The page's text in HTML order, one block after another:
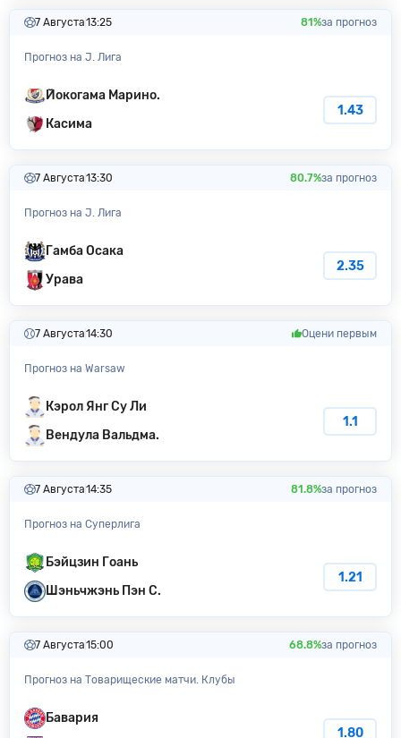
7 Августа13:25 81%за прогноз
Прогноз на J. Лига
Йокогама Марино.
Касима
1.43
7 Августа13:30 80.7%за прогноз
Прогноз на J. Лига
Гамба Осака
Урава
2.35
7 Августа14:30 Оцени первым
Прогноз на Warsaw
Кэрол Янг Су Ли
Вендула Вальдма.
1.1
7 Августа14:35 81.8%за прогноз
Прогноз на Суперлига
Бэйцзин Гоань
Шэньчжэнь Пэн С.
1.21
7 Августа15:00 68.8%за прогноз
Прогноз на Товарищеские матчи. Клубы
Бавария
1.80